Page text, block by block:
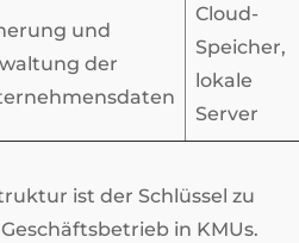
und
der
Cloud-
Speicher,
lokale
Server
ist der Schlüssel zu
in KMUs.